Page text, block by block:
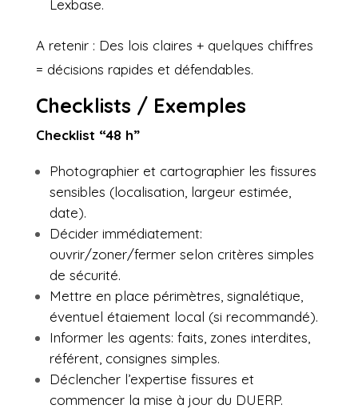
Lexbase.
A retenir : Des lois claires + quelques chiffres
= décisions rapides et défendables.
Checklists / Exemples
Checklist “48 h”
Photographier et cartographier les fissures
sensibles (localisation, largeur estimée,
date).
Décider immédiatement:
ouvrir/zoner/fermer selon critères simples
de sécurité.
Mettre en place périmètres, signalétique,
éventuel étaiement local (si recommandé).
Informer les agents: faits, zones interdites,
référent, consignes simples.
Déclencher l’expertise fissures et
commencer la mise à jour du DUERP.